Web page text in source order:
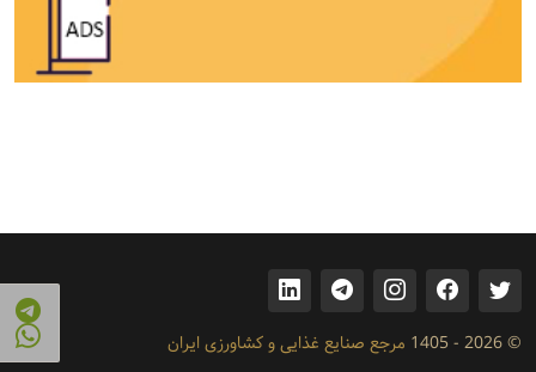
© 2026 - 1405 مرجع صنایع غذایی و کشاورزی ایران